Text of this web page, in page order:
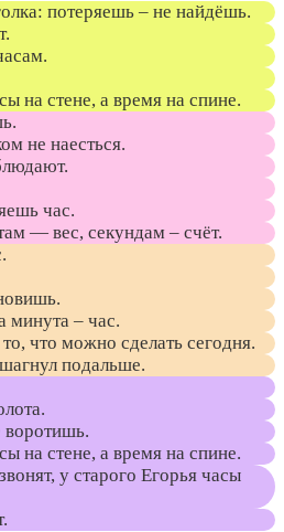
потеряешь – не найдёшь.
на стене, а время на спине.
не наесться.
час.
— вес, секундам – счёт.
минута – час.
что можно сделать сегодня.
подальше.
воротишь.
на стене, а время на спине.
у старого Егорья часы